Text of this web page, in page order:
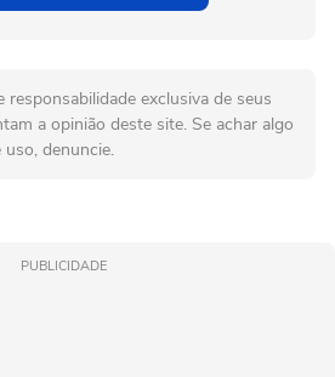
exclusiva de seus
a opinião deste site. Se achar algo
denuncie.
PUBLICIDADE